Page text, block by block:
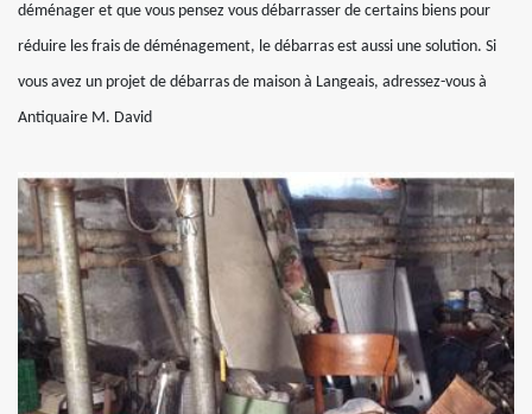
déménager et que vous pensez vous débarrasser de certains biens pour
réduire les frais de déménagement, le débarras est aussi une solution. Si
vous avez un projet de débarras de maison à Langeais, adressez-vous à
Antiquaire M. David